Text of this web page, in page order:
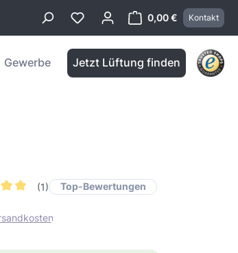
0,00 €
Warenkorb
Kontakt
Gewerbe Jetzt Lüftung finden
(1) Top-Bewertungen